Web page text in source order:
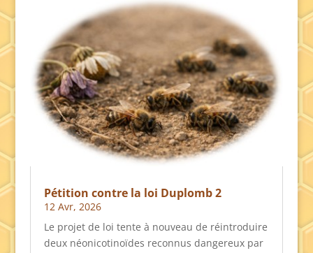
Pétition contre la loi Duplomb 2
12 Avr, 2026
Le projet de loi tente à nouveau de réintroduire
deux néonicotinoïdes reconnus dangereux par